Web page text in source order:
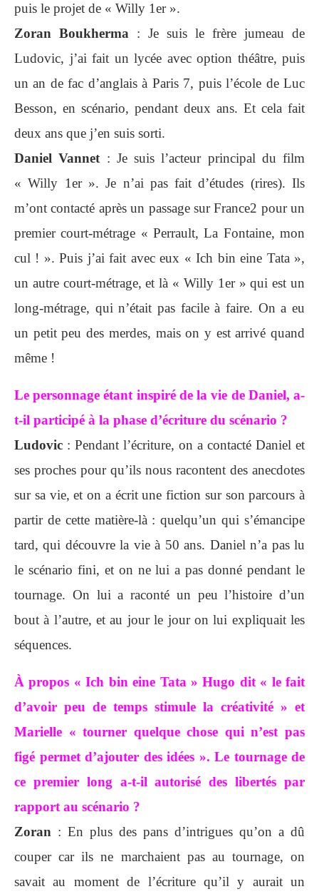
puis le projet de « Willy 1er ».
Zoran Boukherma : Je suis le frère jumeau de
Ludovic, j’ai fait un lycée avec option théâtre, puis
un an de fac d’anglais à Paris 7, puis l’école de Luc
Besson, en scénario, pendant deux ans. Et cela fait
deux ans que j’en suis sorti.
Daniel Vannet : Je suis l’acteur principal du film
« Willy 1er ». Je n’ai pas fait d’études (rires). Ils
m’ont contacté après un passage sur France2 pour un
premier court-métrage « Perrault, La Fontaine, mon
cul ! ». Puis j’ai fait avec eux « Ich bin eine Tata »,
un autre court-métrage, et là « Willy 1er » qui est un
long-métrage, qui n’était pas facile à faire. On a eu
un petit peu des merdes, mais on y est arrivé quand
même !
Le personnage étant inspiré de la vie de Daniel, a-
t-il participé à la phase d’écriture du scénario ?
Ludovic : Pendant l’écriture, on a contacté Daniel et
ses proches pour qu’ils nous racontent des anecdotes
sur sa vie, et on a écrit une fiction sur son parcours à
partir de cette matière-là : quelqu’un qui s’émancipe
tard, qui découvre la vie à 50 ans. Daniel n’a pas lu
le scénario fini, et on ne lui a pas donné pendant le
tournage. On lui a raconté un peu l’histoire d’un
bout à l’autre, et au jour le jour on lui expliquait les
séquences.
À propos « Ich bin eine Tata » Hugo dit « le fait
d’avoir peu de temps stimule la créativité » et
Marielle « tourner quelque chose qui n’est pas
figé permet d’ajouter des idées ». Le tournage de
ce premier long a-t-il autorisé des libertés par
rapport au scénario ?
Zoran : En plus des pans d’intrigues qu’on a dû
couper car ils ne marchaient pas au tournage, on
savait au moment de l’écriture qu’il y aurait un